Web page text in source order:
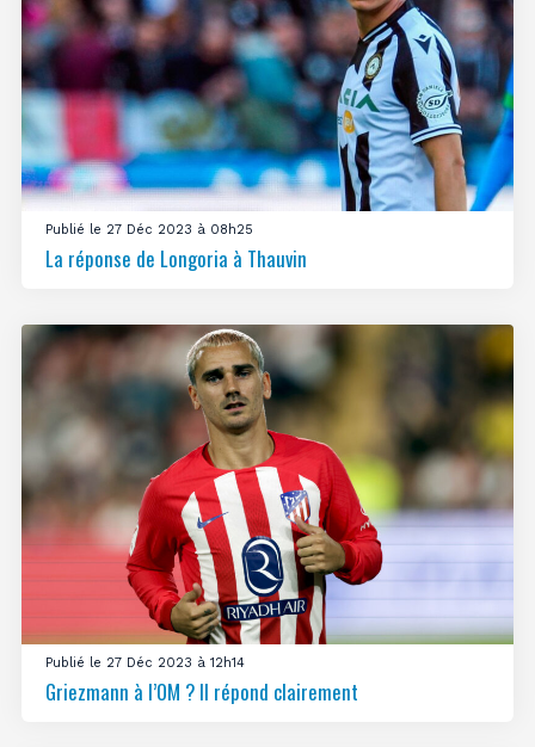
Publié le 27 Déc 2023 à 08h25
La réponse de Longoria à Thauvin
Publié le 27 Déc 2023 à 12h14
Griezmann à l’OM ? Il répond clairement